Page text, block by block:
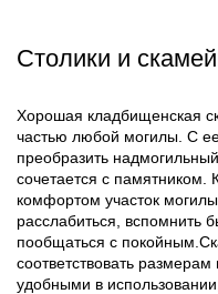
Столики и
Хорошая кладбищенская
частью любой могилы. С
преобразить
сочетается с памятником.
комфортом участок
расслабиться, вспомнить
пообщаться с
соответствовать
удобными в